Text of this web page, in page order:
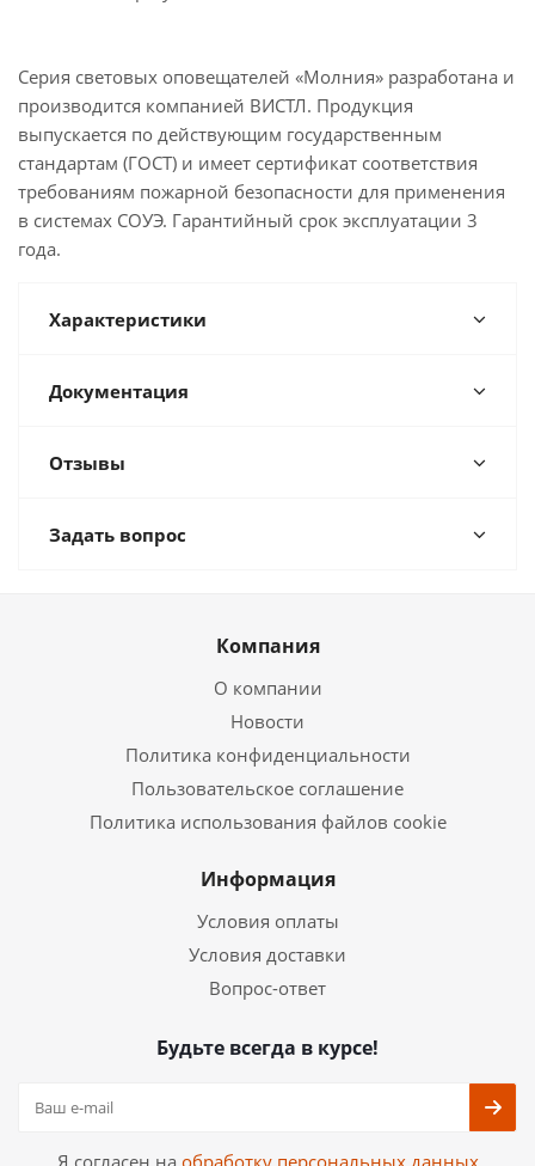
Серия световых оповещателей «Молния» разработана и
производится компанией ВИСТЛ. Продукция
выпускается по действующим государственным
стандартам (ГОСТ) и имеет сертификат соответствия
требованиям пожарной безопасности для применения
в системах СОУЭ. Гарантийный срок эксплуатации 3
года.
Характеристики
Документация
Отзывы
Задать вопрос
Компания
О компании
Новости
Политика конфиденциальности
Пользовательское соглашение
Политика использования файлов cookie
Информация
Условия оплаты
Условия доставки
Вопрос-ответ
Будьте всегда в курсе!
Я согласен на обработку персональных данных